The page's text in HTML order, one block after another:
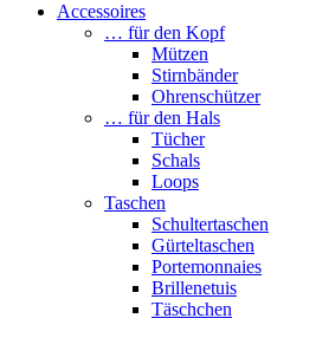
Accessoires
… für den Kopf
Mützen
Stirnbänder
Ohrenschützer
… für den Hals
Tücher
Schals
Loops
Taschen
Schultertaschen
Gürteltaschen
Portemonnaies
Brillenetuis
Täschchen